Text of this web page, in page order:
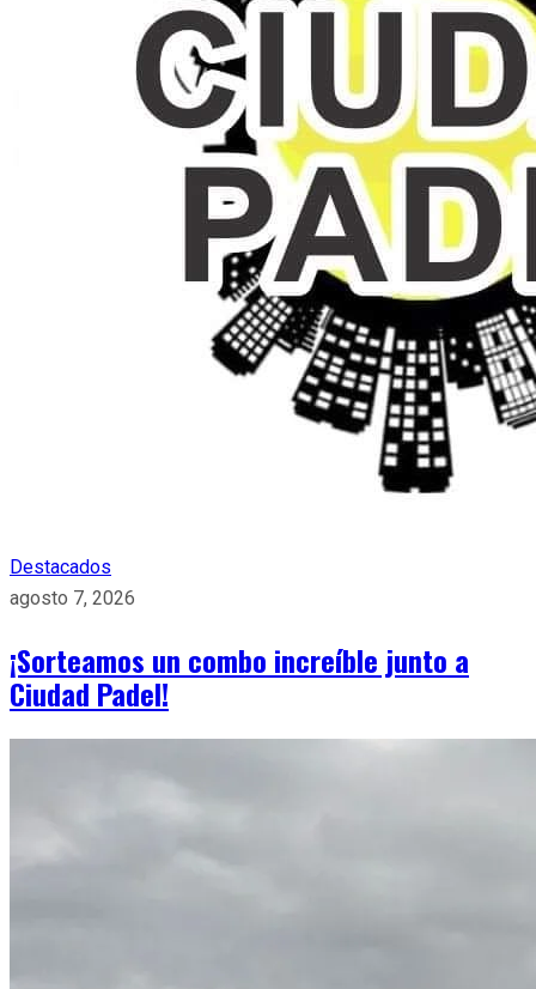
Destacados
agosto 7, 2026
¡Sorteamos un combo increíble junto a
Ciudad Padel!